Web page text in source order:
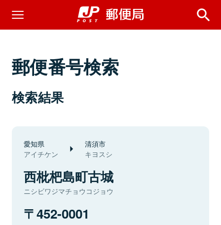
郵便番号検索
検索結果
愛知県
アイチケン
清須市
キヨスシ
西枇杷島町古城
ニシビワジマチョウコジョウ
452-0001